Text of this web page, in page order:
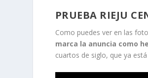
PRUEBA RIEJU
Como puedes ver en las
marca la anuncia como
cuartos de siglo, que ya